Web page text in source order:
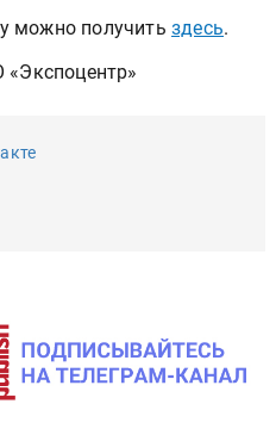
можно получитьздесь.
«Экспоцентр»